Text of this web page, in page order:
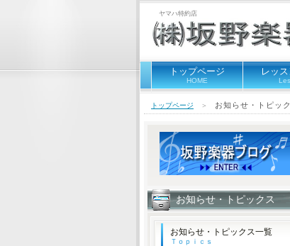
ヤマハ特約店
トップページ
HOME
レッ
トップページ ＞ お知らせ・トピッ
お知らせ・トピックス
お知らせ・トピックス一覧
Ｔｏｐｉｃｓ